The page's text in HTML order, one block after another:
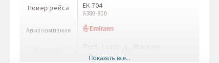
Номер рейса
Авиакомпания
EK 704
A380-800
Port-Louis
MRU
Warsaw
Показать все...